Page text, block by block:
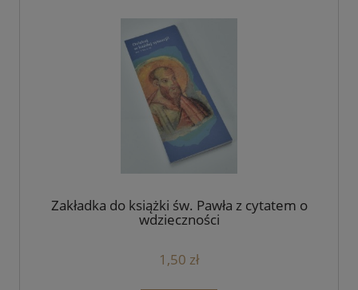
Zakładka do książki św. Pawła z cytatem o
wdzięczności
1,50 zł